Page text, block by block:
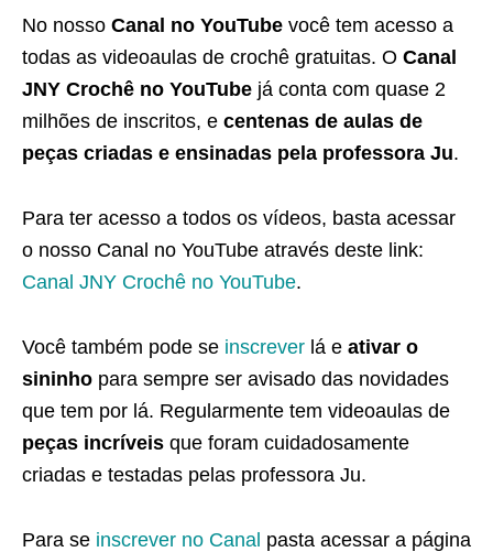
No nosso Canal no YouTube você tem acesso a
todas as videoaulas de crochê gratuitas. O Canal
JNY Crochê no YouTube já conta com quase 2
milhões de inscritos, e centenas de aulas de
peças criadas e ensinadas pela professora Ju.
Para ter acesso a todos os vídeos, basta acessar
o nosso Canal no YouTube através deste link:
Canal JNY Crochê no YouTube.
Você também pode se inscrever lá e ativar o
sininho para sempre ser avisado das novidades
que tem por lá. Regularmente tem videoaulas de
peças incríveis que foram cuidadosamente
criadas e testadas pelas professora Ju.
Para se inscrever no Canal pasta acessar a página